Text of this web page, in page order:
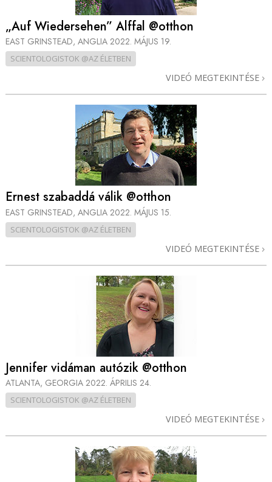
„Auf Wiedersehen” Alffal @otthon
EAST GRINSTEAD, ANGLIA 2022. MÁJUS 19.
SCIENTOLOGISTOK @AZ ÉLETBEN
VIDEÓ MEGTEKINTÉSE
Ernest szabaddá válik @otthon
EAST GRINSTEAD, ANGLIA 2022. MÁJUS 15.
SCIENTOLOGISTOK @AZ ÉLETBEN
VIDEÓ MEGTEKINTÉSE
Jennifer vidáman autózik @otthon
ATLANTA, GEORGIA 2022. ÁPRILIS 24.
SCIENTOLOGISTOK @AZ ÉLETBEN
VIDEÓ MEGTEKINTÉSE